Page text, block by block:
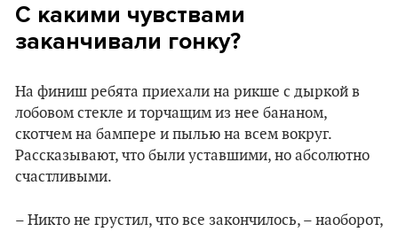
С какими чувствами
заканчивали гонку?
На финиш ребята приехали на рикше с дыркой в
лобовом стекле и торчащим из нее бананом,
скотчем на бампере и пылью на всем вокруг.
Рассказывают, что были уставшими, но абсолютно
счастливыми.
– Никто не грустил, что все закончилось, – наоборот,